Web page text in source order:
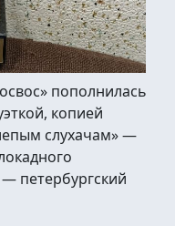
пополнилась
копией
слухачам» —
петербургский